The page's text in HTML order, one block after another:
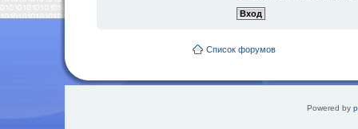
Список форумов
Powered by